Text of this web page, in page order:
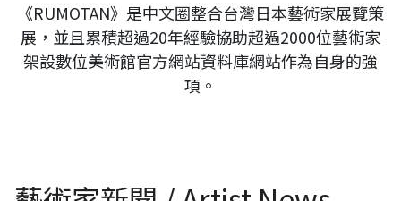
《RUMOTAN》是中文圈整合台灣日本藝術家展覽策
展，並且累積超過20年經驗協助超過2000位藝術家
架設數位美術館官方網站資料庫網站作為自身的強
項。